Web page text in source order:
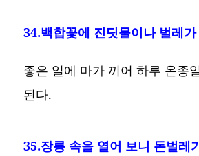
34.백합꽃에 진딧물이나 벌레
좋은 일에 마가 끼어 하루 온종
된다.
35.장롱 속을 열어 보니 돈벌레